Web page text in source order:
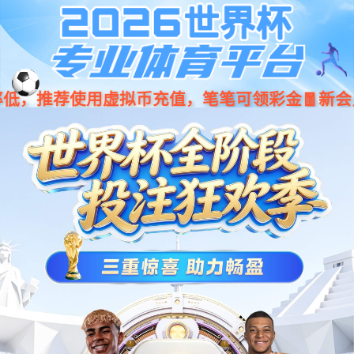
中文
米兰·(milan)中国·美妆领航者
立足中国，面向全球，服务好市场和广大客商，为行业快
速发展贡献力量。
WE HAVE THE ADVANTAGE OF
我们的优势